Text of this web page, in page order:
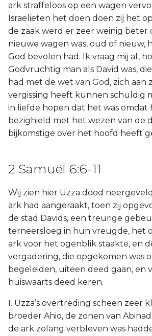
ark straffeloos op een wagen
Israëlieten het doen doen zij het
de zaak werd er zeer weinig beter
nieuwe wagen was, oud of nieuw,
God bevolen had. Ik vraag mij af,
Godvruchtig man als David was,
had met de wet van God, zich aan
vergissing heeft kunnen schuldig
in liefde hopen dat het was omdat
bezighield met het wezen van de
bijkomstige over het hoofd heeft
2 Samuël 6:6-11
Wij zien hier Uzza dood
ark had aangeraakt, toen zij
de stad Davids, een treurige
terneersloeg in hun vreugde, het
ark voor het ogenblik staakte, en
vergadering, die opgekomen was
begeleiden, uiteen deed gaan, en
huiswaarts deed keren.
I. Uzza’s overtreding scheen zeer
broeder Ahio, de zonen van
de ark zolang verbleven was